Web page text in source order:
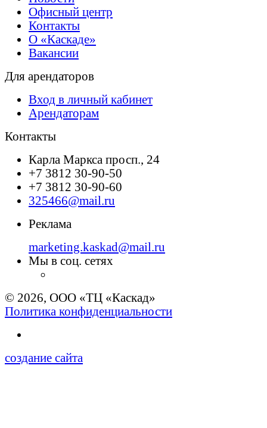
Офисный центр
Контакты
О «Каскаде»
Вакансии
Для арендаторов
Вход в личный кабинет
Арендаторам
Контакты
Карла Маркса просп., 24
+7 3812 30-90-50
+7 3812 30-90-60
325466@mail.ru
Реклама
marketing.kaskad@mail.ru
Мы в соц. сетях
© 2026, ООО «ТЦ «Каскад»
Политика конфиденциальности
создание сайта